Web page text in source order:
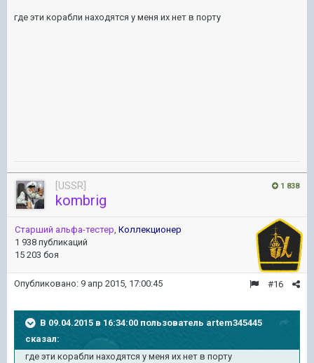
где эти корабли находятся у меня их нет в порту
1 838
[USSR]
kombrig
Старший альфа-тестер, Коллекционер
1 938 публикаций
15 203 боя
#16
Опубликовано: 9 апр 2015, 17:00:45
В 09.04.2015 в 16:34:00 пользователь artem345445
сказал:
где эти корабли находятся у меня их нет в порту